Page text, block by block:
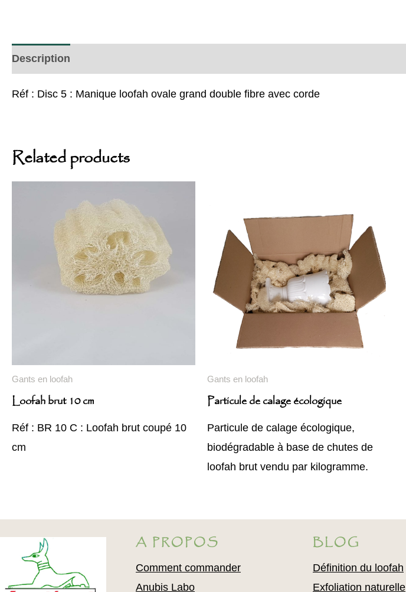
Description
Réf : Disc 5 : Manique loofah ovale grand double fibre avec corde
Related products
Gants en loofah
Loofah brut 10 cm
Réf : BR 10 C : Loofah brut coupé 10
cm
Gants en loofah
Particule de calage écologique
Particule de calage écologique,
biodégradable à base de chutes de
loofah brut vendu par kilogramme.
A PROPOS
Comment commander
Anubis Labo
BLOG
Définition du loofah
Exfoliation naturelle